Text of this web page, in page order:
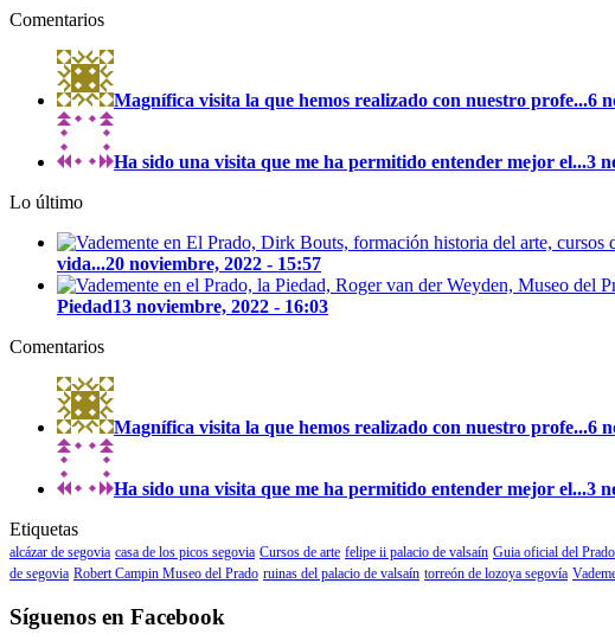
Comentarios
Magnífica visita la que hemos realizado con nuestro profe...6
Ha sido una visita que me ha permitido entender mejor el...3
Lo último
vida...20 noviembre, 2022 - 15:57
Piedad13 noviembre, 2022 - 16:03
Comentarios
Magnífica visita la que hemos realizado con nuestro profe...6
Ha sido una visita que me ha permitido entender mejor el...3
Etiquetas
alcázar de segovia casa de los picos segovia Cursos de arte felipe ii palacio de valsaín Guia oficial del Prado
de segovia Robert Campin Museo del Prado ruinas del palacio de valsaín torreón de lozoya segovía
Síguenos en Facebook